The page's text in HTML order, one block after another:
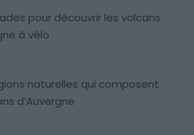
pour découvrir les volcans
à vélo
naturelles qui composent
d’Auvergne